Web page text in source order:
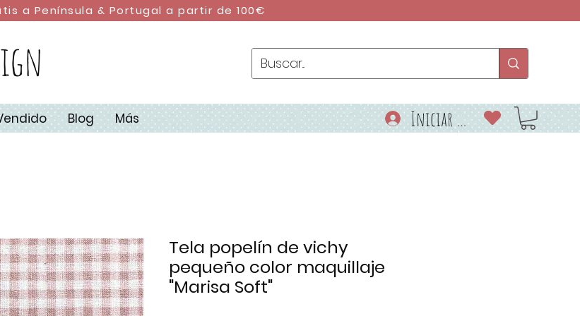
a Península & Portugal a partir de 100€
Blog Más Iniciar sesión
Tela popelín de vichy
pequeño color maquillaje
"Marisa Soft"